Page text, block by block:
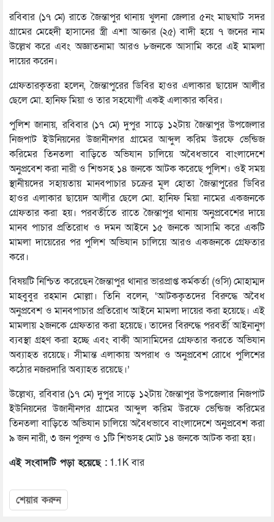
রবিবার (১৭ মে) রাতে জৈন্তাপুর থানায় খুলনা জেলার ৫নং মাছঘাট সদর
গ্রামের মেহেদী হাসানের স্ত্রী এশা আক্তার (২৫) বাদী হয়ে ৭ জনের নাম
উল্লেখ করে এবং অজ্ঞাতনামা আরও ৮জনকে আসামি করে এই মামলা
দায়ের করেন।
গ্রেফতারকৃতরা হলেন, জৈন্তাপুরের ডিবির হাওর এলাকার ছায়েদ আলীর
ছেলে মো. হানিফ মিয়া ও তার সহযোগী একই এলাকার কবির।
পুলিশ জানায়, রবিবার (১৭ মে) দুপুর সাড়ে ১২টায় জৈন্তাপুর উপজেলার
নিজপাট ইউনিয়নের উজানীনগর গ্রামের আব্দুল করিম উরফে ভেন্ডিজ
করিমের তিনতলা বাড়িতে অভিযান চালিয়ে অবৈধভাবে বাংলাদেশে
অনুপ্রবেশ করা নারী ও শিশুসহ ১৪ জনকে আটক করেছে পুলিশ। ওই সময়
স্থানীয়দের সহায়তায় মানবপাচার চক্রের মূল হোতা জৈন্তাপুরের ডিবির
হাওর এলাকার ছায়েদ আলীর ছেলে মো. হানিফ মিয়া নামের একজনকে
গ্রেফতার করা হয়। পরবর্তীতে রাতে জৈন্তাপুর থানায় অনুপ্রবেশের দায়ে
মানব পাচার প্রতিরোধ ও দমন আইনে ১৫ জনকে আসামি করে একটি
মামলা দায়েরের পর পুলিশ অভিযান চালিয়ে আরও একজনকে গ্রেফতার
করে।
বিষয়টি নিশ্চিত করেছেন জৈন্তাপুর থানার ভারপ্রাপ্ত কর্মকর্তা (ওসি) মোহাম্মদ
মাহবুবুর রহমান মোল্লা। তিনি বলেন, ‘আটককৃতদের বিরুদ্ধে অবৈধ
অনুপ্রবেশ ও মানবপাচার প্রতিরোধ আইনে মামলা দায়ের করা হয়েছে। এই
মামলায় ২জনকে গ্রেফতার করা হয়েছে। তাদের বিরুদ্ধে পরবর্তী আইনানুগ
ব্যবস্থা গ্রহণ করা হচ্ছে এবং বাকী আসামিদের গ্রেফতার করতে অভিযান
অব্যাহত রয়েছে। সীমান্ত এলাকায় অপরাধ ও অনুপ্রবেশ রোধে পুলিশের
কঠোর নজরদারি অব্যাহত রয়েছে।’
উল্লেখ্য, রবিবার (১৭ মে) দুপুর সাড়ে ১২টায় জৈন্তাপুর উপজেলার নিজপাট
ইউনিয়নের উজানীনগর গ্রামের আব্দুল করিম উরফে ভেন্ডিজ করিমের
তিনতলা বাড়িতে অভিযান চালিয়ে অবৈধভাবে বাংলাদেশে অনুপ্রবেশ করা
৯ জন নারী, ৩ জন পুরুষ ও ১টি শিশুসহ মোট ১৪ জনকে আটক করা হয়।
এই সংবাদটি পড়া হয়েছে : 1.1K বার
শেয়ার করুন